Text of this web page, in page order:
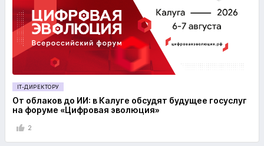
IT-ДИРЕКТОРУ
От облаков до ИИ: в Калуге обсудят будущее госуслуг
на форуме «Цифровая эволюция»
2